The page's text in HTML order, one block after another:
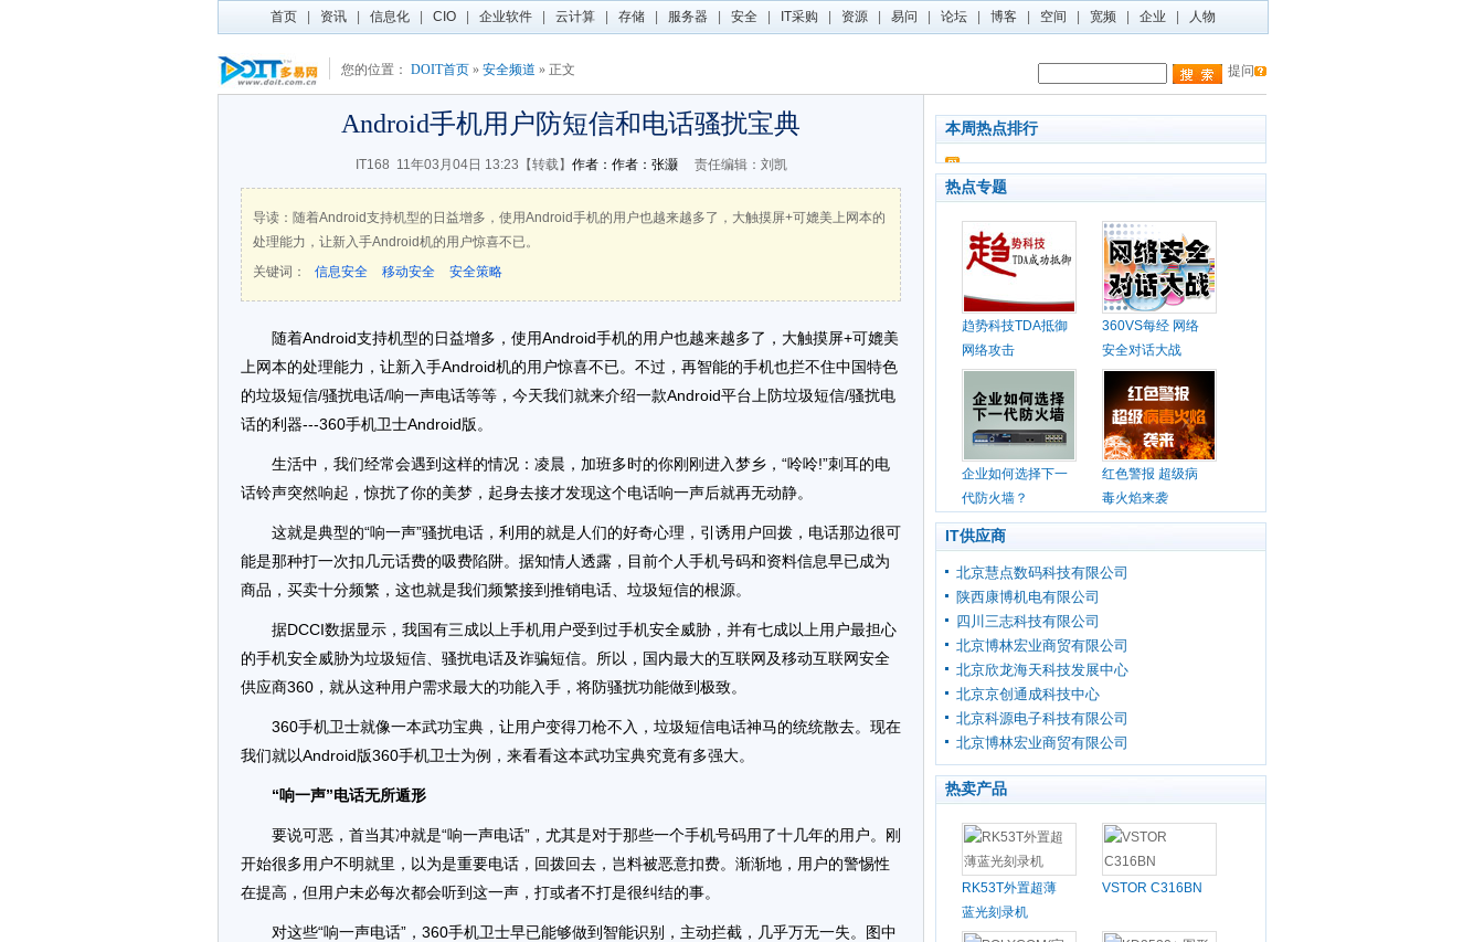
首页 资讯 信息化 CIO 企业软件 云计算 存储 服务器 安全 IT采购 资源 易问 论坛 博客 空间 宽频 企业 人物
您的位置： DOIT首页 » 安全频道 » 正文 提问
Android手机用户防短信和电话骚扰宝典
IT168 11年03月04日 13:23【转载】 作者：作者：张灏 责任编辑：刘凯
导读：随着Android支持机型的日益增多，使用Android手机的用户也越来越多了，大触摸屏+可媲美上网本的
处理能力，让新入手Android机的用户惊喜不已。
关键词：
信息安全 移动安全 安全策略
随着Android支持机型的日益增多，使用Android手机的用户也越来越多了，大触摸屏+可媲美
上网本的处理能力，让新入手Android机的用户惊喜不已。不过，再智能的手机也拦不住中国特色
的垃圾短信/骚扰电话/响一声电话等等，今天我们就来介绍一款Android平台上防垃圾短信/骚扰电
话的利器---360手机卫士Android版。
生活中，我们经常会遇到这样的情况：凌晨，加班多时的你刚刚进入梦乡，“呤呤!”刺耳的电
话铃声突然响起，惊扰了你的美梦，起身去接才发现这个电话响一声后就再无动静。
这就是典型的“响一声”骚扰电话，利用的就是人们的好奇心理，引诱用户回拨，电话那边很可
能是那种打一次扣几元话费的吸费陷阱。据知情人透露，目前个人手机号码和资料信息早已成为
商品，买卖十分频繁，这也就是我们频繁接到推销电话、垃圾短信的根源。
据DCCI数据显示，我国有三成以上手机用户受到过手机安全威胁，并有七成以上用户最担心
的手机安全威胁为垃圾短信、骚扰电话及诈骗短信。所以，国内最大的互联网及移动互联网安全
供应商360，就从这种用户需求最大的功能入手，将防骚扰功能做到极致。
360手机卫士就像一本武功宝典，让用户变得刀枪不入，垃圾短信电话神马的统统散去。现在
我们就以Android版360手机卫士为例，来看看这本武功宝典究竟有多强大。
“响一声”电话无所遁形
要说可恶，首当其冲就是“响一声电话”，尤其是对于那些一个手机号码用了十几年的用户。刚
开始很多用户不明就里，以为是重要电话，回拨回去，岂料被恶意扣费。渐渐地，用户的警惕性
在提高，但用户未必每次都会听到这一声，打或者不打是很纠结的事。
对这些“响一声电话”，360手机卫士早已能够做到智能识别，主动拦截，几乎万无一失。图中
本周热点排行
热点专题
趋势科技TDA抵御
网络攻击
360VS每经 网络
安全对话大战
企业如何选择下一
代防火墙？
红色警报 超级病
毒火焰来袭
IT供应商
北京慧点数码科技有限公司
陕西康博机电有限公司
四川三志科技有限公司
北京博林宏业商贸有限公司
北京欣龙海天科技发展中心
北京京创通成科技中心
北京科源电子科技有限公司
北京博林宏业商贸有限公司
热卖产品
RK53T外置超薄
蓝光刻录机
VSTOR C316BN